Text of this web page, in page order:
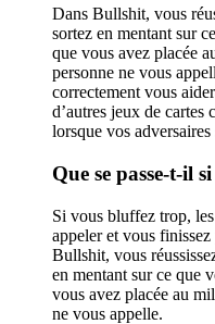
Dans Bullshit, vous
sortez en mentant sur
que vous avez placée
personne ne vous
correctement vous
d’autres jeux de cartes
lorsque vos adversaires
Que se passe-t-il
Si vous bluffez trop,
appeler et vous
Bullshit, vous
en mentant sur ce que
vous avez placée au
ne vous appelle.